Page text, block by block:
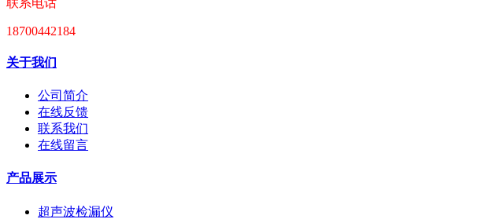
18700442184
关于我们
公司简介
在线反馈
联系我们
在线留言
产品展示
超声波检漏仪